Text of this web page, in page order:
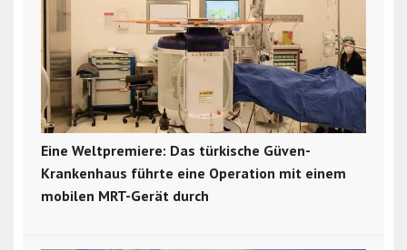
Eine Weltpremiere: Das türkische Güven-
Krankenhaus führte eine Operation mit einem
mobilen MRT-Gerät durch